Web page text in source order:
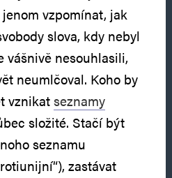
vzpomínat, jak
slova, kdy nebyl
vášnivě nesouhlasili,
neumlčoval. Koho by
vznikatseznamy
složité. Stačí být
seznamu
zastávat